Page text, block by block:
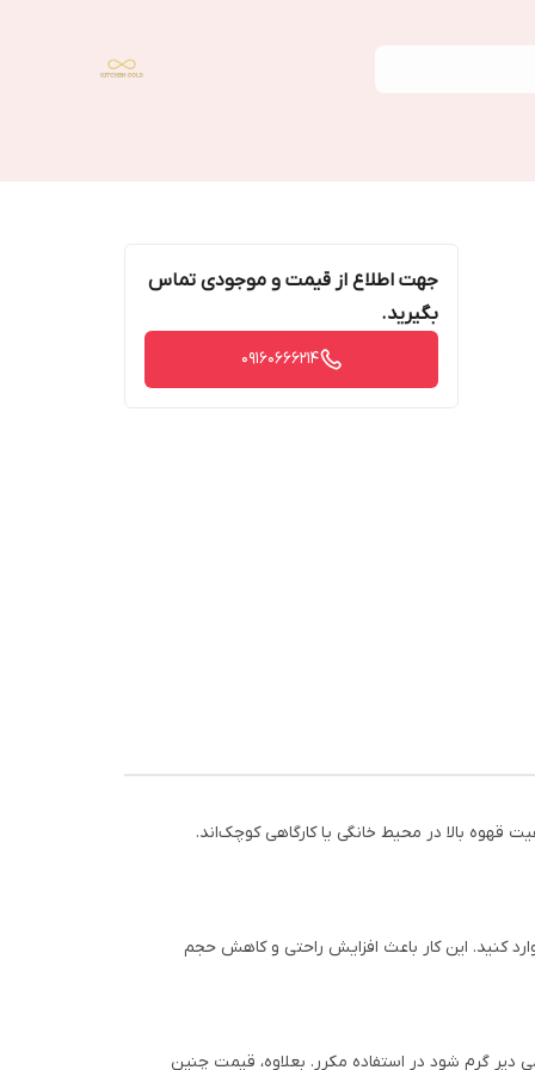
جهت اطلاع از قیمت و موجودی تماس
بگیرید.
09160666214
قهوه بالا در محیط خانگی یا کارگاهی کوچک‌اند.
کنید. این کار باعث افزایش راحتی و کاهش حجم
گرم شود در استفاده مکرر. بعلاوه، قیمت چنین